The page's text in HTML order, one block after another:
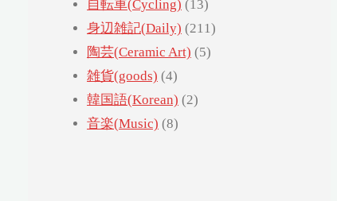
自転車(Cycling) (13)
身辺雑記(Daily) (211)
陶芸(Ceramic Art) (5)
雑貨(goods) (4)
韓国語(Korean) (2)
音楽(Music) (8)